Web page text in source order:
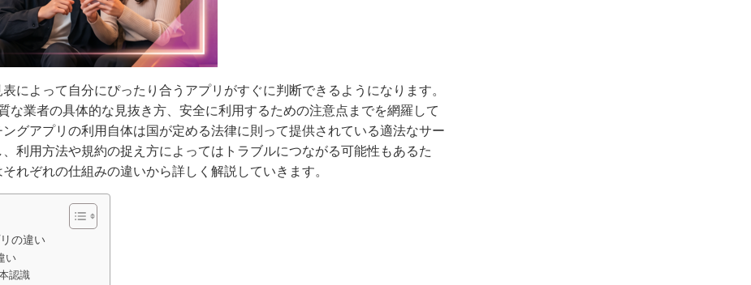
によって自分にぴったり合うアプリがすぐに判断できるようになります。
な業者の具体的な見抜き方、安全に利用するための注意点までを網羅して
グアプリの利用自体は国が定める法律に則って提供されている適法なサー
利用方法や規約の捉え方によってはトラブルにつながる可能性もあるた
れぞれの仕組みの違いから詳しく解説していきます。
の違い
い
認識